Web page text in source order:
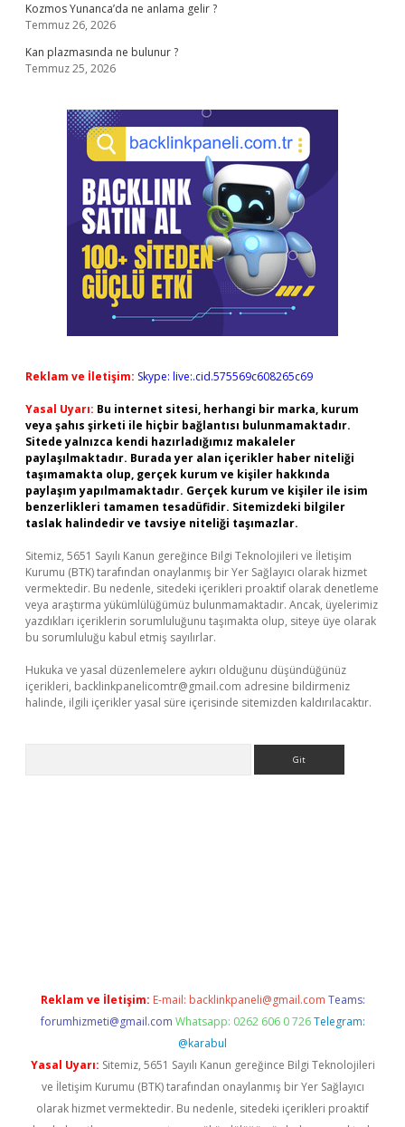
Kozmos Yunanca’da ne anlama gelir ?
Temmuz 26, 2026
Kan plazmasında ne bulunur ?
Temmuz 25, 2026
Reklam ve İletişim: Skype: live:.cid.575569c608265c69
Yasal Uyarı: Bu internet sitesi, herhangi bir marka, kurum
veya şahıs şirketi ile hiçbir bağlantısı bulunmamaktadır.
Sitede yalnızca kendi hazırladığımız makaleler
paylaşılmaktadır. Burada yer alan içerikler haber niteliği
taşımamakta olup, gerçek kurum ve kişiler hakkında
paylaşım yapılmamaktadır. Gerçek kurum ve kişiler ile isim
benzerlikleri tamamen tesadüfidir. Sitemizdeki bilgiler
taslak halindedir ve tavsiye niteliği taşımazlar.
Sitemiz, 5651 Sayılı Kanun gereğince Bilgi Teknolojileri ve İletişim
Kurumu (BTK) tarafından onaylanmış bir Yer Sağlayıcı olarak hizmet
vermektedir. Bu nedenle, sitedeki içerikleri proaktif olarak denetleme
veya araştırma yükümlülüğümüz bulunmamaktadır. Ancak, üyelerimiz
yazdıkları içeriklerin sorumluluğunu taşımakta olup, siteye üye olarak
bu sorumluluğu kabul etmiş sayılırlar.
Hukuka ve yasal düzenlemelere aykırı olduğunu düşündüğünüz
içerikleri, backlinkpanelicomtr@gmail.com adresine bildirmeniz
halinde, ilgili içerikler yasal süre içerisinde sitemizden kaldırılacaktır.
Reklam ve İletişim: E-mail: backlinkpaneli@gmail.com Teams:
forumhizmeti@gmail.com Whatsapp: 0262 606 0 726 Telegram:
@karabul
Yasal Uyarı: Sitemiz, 5651 Sayılı Kanun gereğince Bilgi Teknolojileri
ve İletişim Kurumu (BTK) tarafından onaylanmış bir Yer Sağlayıcı
olarak hizmet vermektedir. Bu nedenle, sitedeki içerikleri proaktif